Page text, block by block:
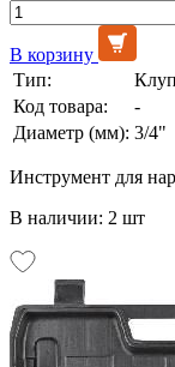
В корзину
Тип:
Код товара:
-
Диаметр (мм): 3/4"
Инструмент для
В наличии: 2 шт